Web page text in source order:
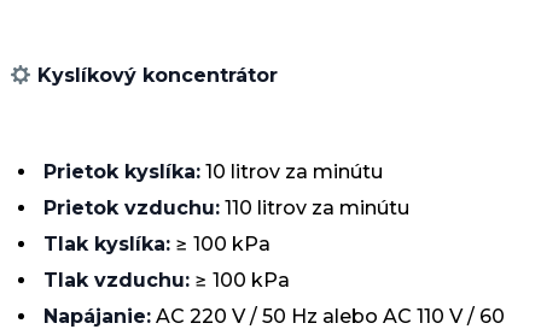
Kyslíkový koncentrátor
Prietok kyslíka: 10 litrov za minútu
Prietok vzduchu: 110 litrov za minútu
Tlak kyslíka: ≥ 100 kPa
Tlak vzduchu: ≥ 100 kPa
Napájanie: AC 220 V / 50 Hz alebo AC 110 V / 60